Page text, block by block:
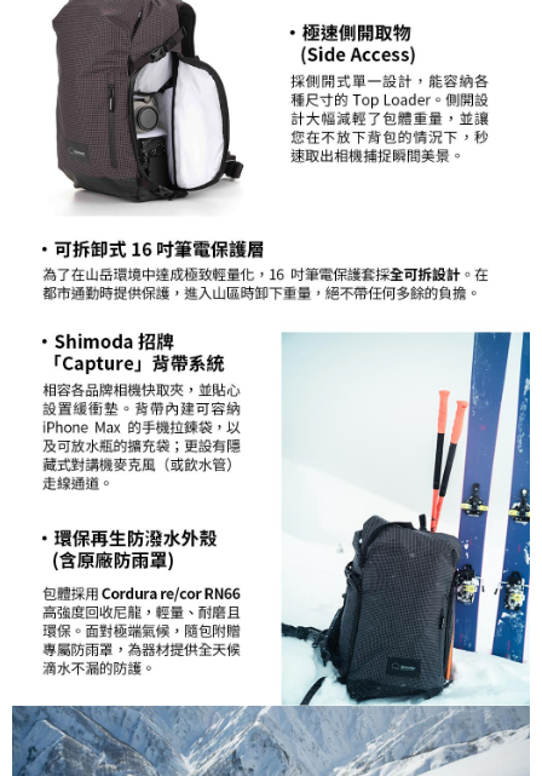
３．未成年的使用者請事先徵得法定代理人或監護人之同意方可使用
「AFTEE先享後付」，若未經同意申辦者引起之損失，本公司不負相關責
任。
４．使用「AFTEE先享後付」時，將依據個別帳號之用戶狀況，依本公司即
時審查核予不同之上限額度；若仍有額度不足之情形，本公司將視審查結果
請求用戶進行身份認證。
５．嚴禁一人註冊多個帳號或使用他人資訊註冊。若發現惡意使用之情形，
恩沛科技股份有限公司將有權停止該用戶之使用額度並採取法律行動。